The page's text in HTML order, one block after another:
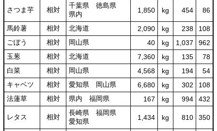
さつま芋 相対
千葉県 徳島県
県内
1,850 kg 454 86
馬鈴薯 相対 北海道 2,090 kg 238
108
ごぼう
相対 岡山県 40 kg 1,037
962
玉葱
相対 北海道 7,360 kg 135
78
白菜
相対 岡山県 4,568 kg 194
54
キャベツ
相対 愛知県 岡山県 6,680 kg 302
108
法蓮草
相対 県内 福岡県 167 kg 994 432
レタス 相対
長崎県 福岡県
愛知県
1,434 kg 810 350